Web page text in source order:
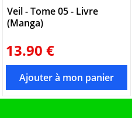
Veil - Tome 05 - Livre
(Manga)
13.90 €